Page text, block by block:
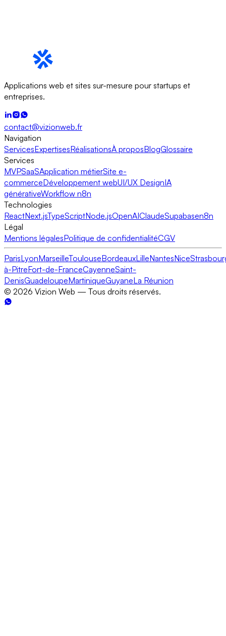
Applications web et sites sur-mesure pour startups et
entreprises.
contact@vizionweb.fr
Navigation
ServicesExpertisesRéalisationsÀ proposBlogGlossaire
Services
MVPSaaSApplication métierSite e-
commerceDéveloppement webUI/UX DesignIA
générativeWorkflow n8n
Technologies
ReactNext.jsTypeScriptNode.jsOpenAIClaudeSupabasen8n
Légal
Mentions légalesPolitique de confidentialitéCGV
ParisLyonMarseilleToulouseBordeauxLilleNantesNice
à-PitreFort-de-FranceCayenneSaint-
DenisGuadeloupeMartiniqueGuyaneLa Réunion
© 2026 Vizion Web — Tous droits réservés.